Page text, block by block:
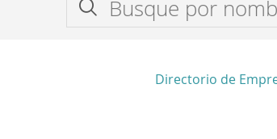
Directorio de